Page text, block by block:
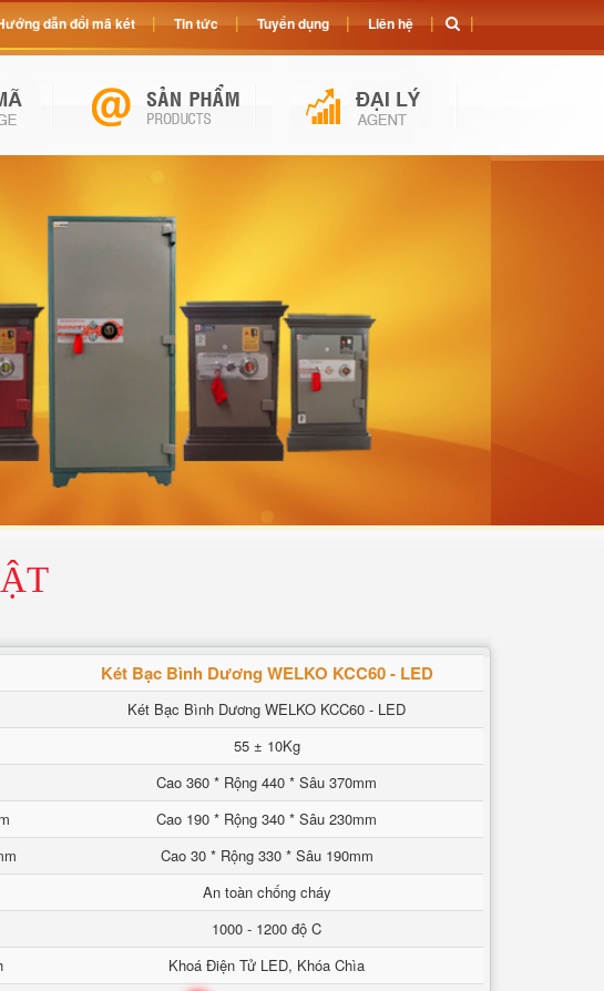
Két Bạc Bình Dương WELKO KCC60 - LED
Két Bạc Bình Dương WELKO KCC60 - LED
55 ± 10Kg
Cao 360 * Rộng 440 * Sâu 370mm
Cao 190 * Rộng 340 * Sâu 230mm
Cao 30 * Rộng 330 * Sâu 190mm
An toàn chống cháy
1000 - 1200 độ C
Khoá Điện Tử LED, Khóa Chìa
dẫn đổi mã két Tin tức Tuyển dụng Liên hệ